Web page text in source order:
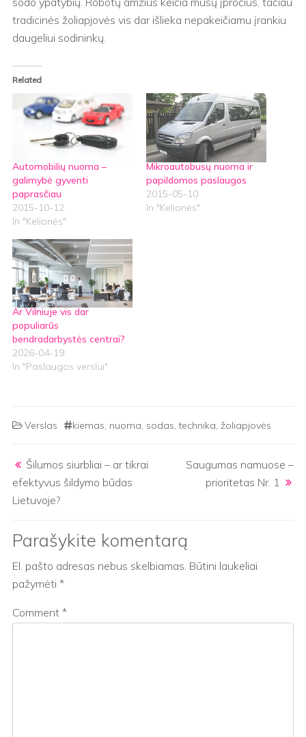
tradicinės žoliapjovės vis dar išlieka nepakeičiamu įrankiu
daugeliui sodininkų.
Related
Automobilių nuoma –
galimybė gyventi
paprasčiau
2015-10-12
In "Kelionės"
Mikroautobusų nuoma ir
papildomos paslaugos
2015-05-10
In "Kelionės"
Ar Vilniuje vis dar
populiarūs
bendradarbystės centrai?
2026-04-19
In "Paslaugos verslui"
Verslas kiemas, nuoma, sodas,technika, žoliapjovės
Post navigation
Šilumos siurbliai – ar tikrai
efektyvus šildymo būdas
Lietuvoje?
Saugumas namuose –
prioritetas Nr. 1
Parašykite komentarą
El. pašto adresas nebus skelbiamas. Būtini laukeliai
pažymėti *
Comment *